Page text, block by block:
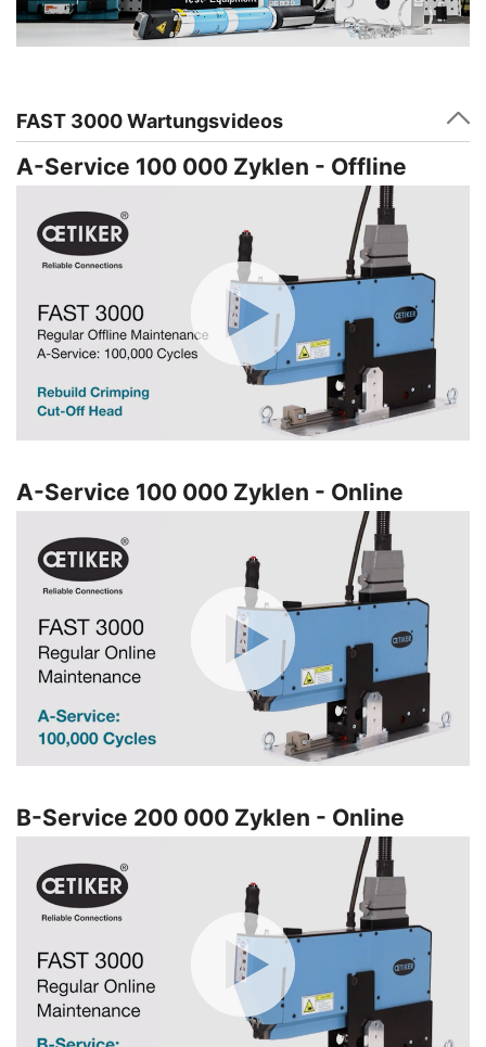
FAST 3000 Wartungsvideos
A-Service 100 000 Zyklen - Offline
A-Service 100 000 Zyklen - Online
B-Service 200 000 Zyklen - Online